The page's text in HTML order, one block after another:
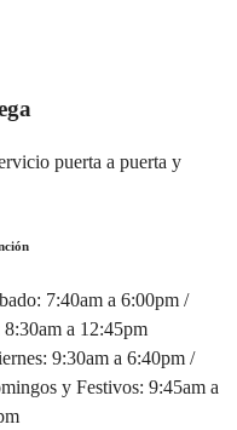
puerta a puerta y
7:40am a 6:00pm /
a 12:45pm
9:30am a 6:40pm /
y Festivos: 9:45am a